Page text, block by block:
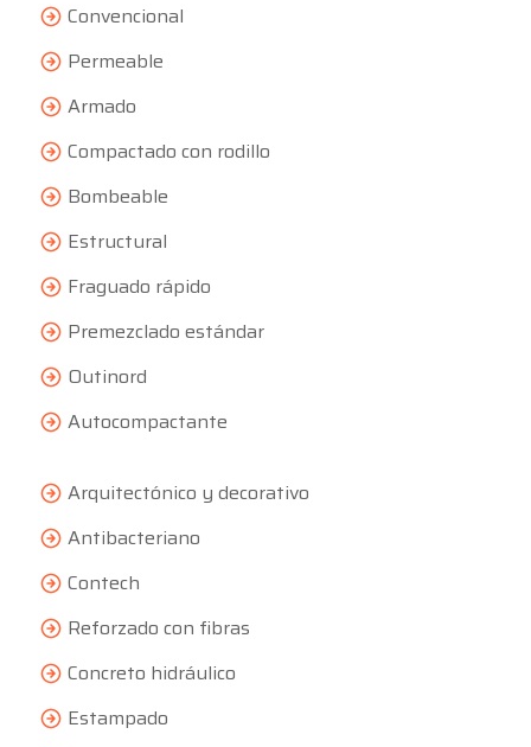
Convencional
Permeable
Armado
Compactado con rodillo
Bombeable
Estructural
Fraguado rápido
Premezclado estándar
Outinord
Autocompactante
Arquitectónico y decorativo
Antibacteriano
Contech
Reforzado con fibras
Concreto hidráulico
Estampado